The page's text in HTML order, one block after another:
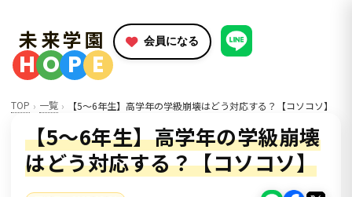
未来学園
H O P E
会員になる
TOP 一覧 【5～6年生】高学年の学級崩壊はどう対応する？【コソコソ】
【5～6年生】高学年の学級崩壊
はどう対応する？【コソコソ】